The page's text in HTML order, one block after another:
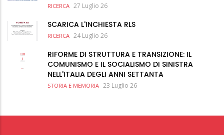
RICERCA 27 Luglio 26
SCARICA L'INCHIESTA RLS
RICERCA 24 Luglio 26
RIFORME DI STRUTTURA E TRANSIZIONE: IL
COMUNISMO E IL SOCIALISMO DI SINISTRA
NELL'ITALIA DEGLI ANNI SETTANTA
STORIA E MEMORIA 23 Luglio 26